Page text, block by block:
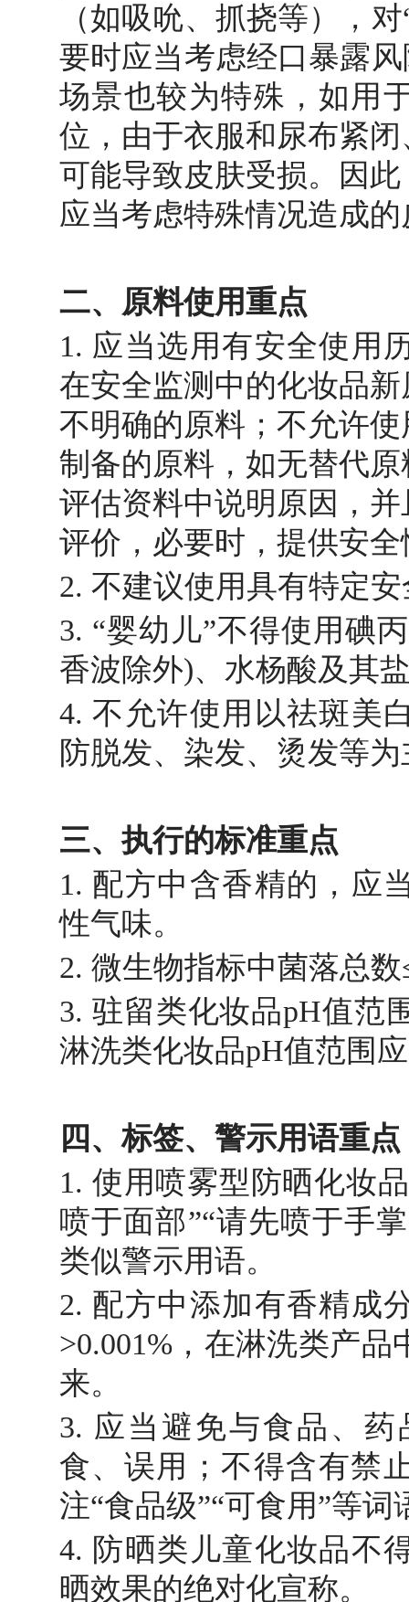
（如吸吮、抓挠等），
要时应当考虑经口暴露
场景也较为特殊，如用
位，由于衣服和尿布紧
可能导致皮肤受损。因
应当考虑特殊情况造成
二、原料使用重点
1. 应当选用有安全使用
在安全监测中的化妆品
不明确的原料；不允许
制备的原料，如无替代
评估资料中说明原因，
评价，必要时，提供安
2. 不建议使用具有特定
3. “婴幼儿”不得使用碘
香波除外)、水杨酸及其
4. 不允许使用以祛斑美
防脱发、染发、烫发等
三、执行的标准重点
1. 配方中含香精的，应
性气味。
2. 微生物指标中菌落总
3. 驻留类化妆品pH值范
淋洗类化妆品pH值范围
四、标签、警示用语重点
1. 使用喷雾型防晒化妆
喷于面部”“请先喷于手
类似警示用语。
2. 配方中添加有香精成
>0.001%，在淋洗类产
来。
3. 应当避免与食品、
食、误用；不得含有禁
注“食品级”“可食用”等
4. 防晒类儿童化妆品不
晒效果的绝对化宣称。